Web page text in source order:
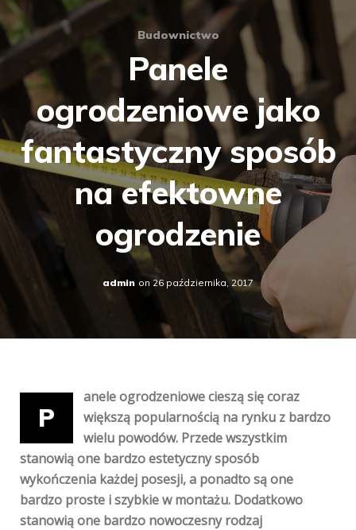
Budownictwo
Panele
ogrodzeniowe jako
fantastyczny sposób
na efektowne
ogrodzenie
admin on 26 października, 2017
P
anele ogrodzeniowe cieszą się coraz
większą popularnością na rynku z bardzo
wielu powodów. Przede wszystkim
stanowią one bardzo estetyczny sposób
wykończenia każdej posesji, a ponadto są one
bardzo proste i szybkie w montażu. Dodatkowo
stanowią one bardzo nowoczesny rodzaj